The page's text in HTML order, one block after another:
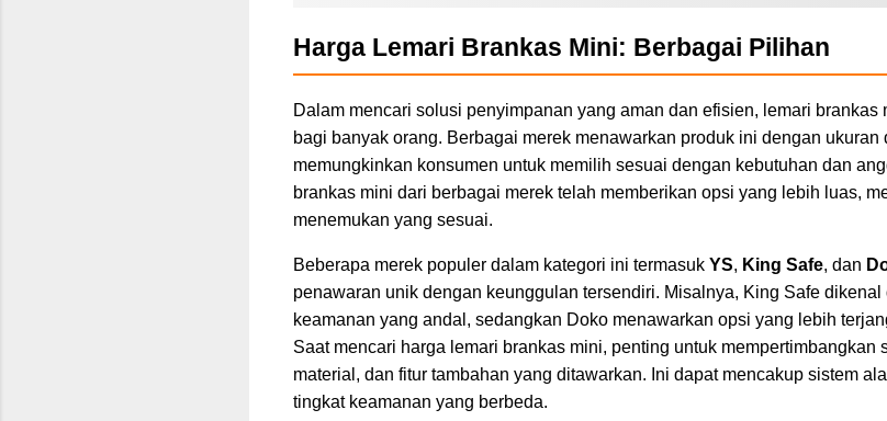
Harga Lemari Brankas Mini: Berbagai Pilihan
Dalam mencari solusi penyimpanan yang aman dan efisien, lemari
bagi banyak orang. Berbagai merek menawarkan produk ini dengan ukuran
memungkinkan konsumen untuk memilih sesuai dengan kebutuhan dan
brankas mini dari berbagai merek telah memberikan opsi yang lebih luas,
menemukan yang sesuai.
Beberapa merek populer dalam kategori ini termasuk YS, King Safe, dan
penawaran unik dengan keunggulan tersendiri. Misalnya, King Safe
keamanan yang andal, sedangkan Doko menawarkan opsi yang lebih
Saat mencari harga lemari brankas mini, penting untuk mempertimbangkan
material, dan fitur tambahan yang ditawarkan. Ini dapat mencakup sistem
tingkat keamanan yang berbeda.